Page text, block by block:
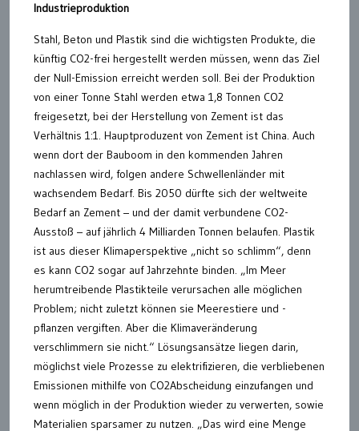
Industrieproduktion
Stahl, Beton und Plastik sind die wichtigsten Produkte, die
künftig CO2-frei hergestellt werden müssen, wenn das Ziel
der Null-Emission erreicht werden soll. Bei der Produktion
von einer Tonne Stahl werden etwa 1,8 Tonnen CO2
freigesetzt, bei der Herstellung von Zement ist das
Verhältnis 1:1. Hauptproduzent von Zement ist China. Auch
wenn dort der Bauboom in den kommenden Jahren
nachlassen wird, folgen andere Schwellenländer mit
wachsendem Bedarf. Bis 2050 dürfte sich der weltweite
Bedarf an Zement – und der damit verbundene CO2-
Ausstoß – auf jährlich 4 Milliarden Tonnen belaufen. Plastik
ist aus dieser Klimaperspektive „nicht so schlimm“, denn
es kann CO2 sogar auf Jahrzehnte binden. „Im Meer
herumtreibende Plastikteile verursachen alle möglichen
Problem; nicht zuletzt können sie Meerestiere und -
pflanzen vergiften. Aber die Klimaveränderung
verschlimmern sie nicht.“ Lösungsansätze liegen darin,
möglichst viele Prozesse zu elektrifizieren, die verbliebenen
Emissionen mithilfe von CO2Abscheidung einzufangen und
wenn möglich in der Produktion wieder zu verwerten, sowie
Materialien sparsamer zu nutzen. „Das wird eine Menge